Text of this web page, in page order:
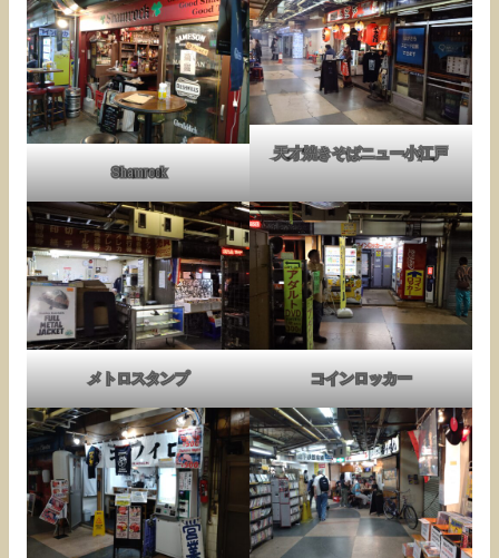
Shamrock
天才焼きそばニュー小江戸
メトロスタンプ コインロッカー